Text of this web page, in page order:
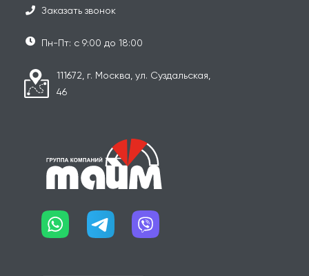
Заказать звонок
Пн-Пт: с 9:00 до 18:00
111672, г. Москва, ул. Суздальская,
46